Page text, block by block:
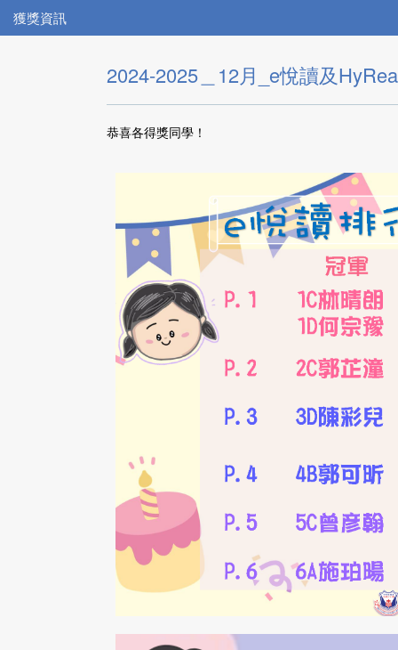
獲獎資訊
2024-2025＿12月_e悅讀及
恭喜各得獎同學！